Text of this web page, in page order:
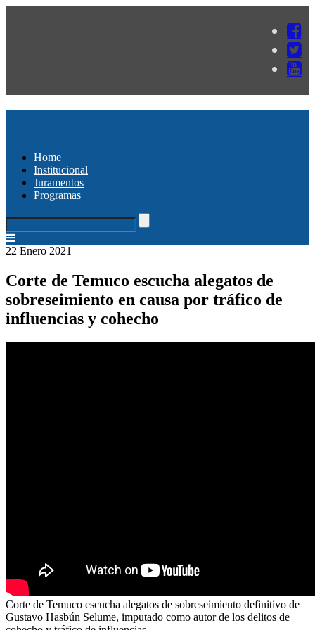
Home
Institucional
Juramentos
Programas
22 Enero 2021
Corte de Temuco escucha alegatos de
sobreseimiento en causa por tráfico de
influencias y cohecho
Corte de Temuco escucha alegatos de sobreseimiento definitivo de
Gustavo Hasbún Selume, imputado como autor de los delitos de